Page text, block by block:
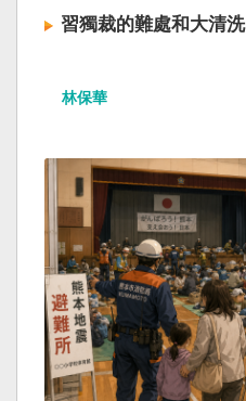
習獨裁的難處和大清洗
林保華